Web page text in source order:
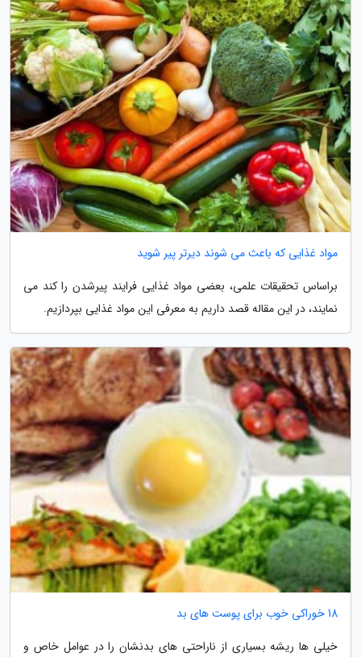
مواد غذایی که باعث می شوند دیرتر پیر شوید
براساس تحقیقات علمی، بعضی مواد غذایی فرایند پیرشدن را کند می
نمایند، در این مقاله قصد داریم به معرفی این مواد غذایی بپردازیم.
18 خوراکی خوب برای پوست های بد
خیلی ها ریشه بسیاری از ناراحتی های بدنشان را در عوامل خاص و